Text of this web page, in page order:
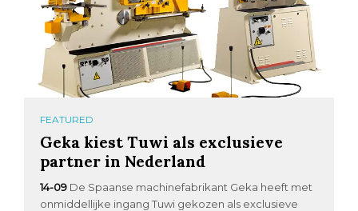
FEATURED
Geka kiest Tuwi als exclusieve
partner in Nederland
14-09 De Spaanse machinefabrikant Geka heeft met
onmiddellijke ingang Tuwi gekozen als exclusieve